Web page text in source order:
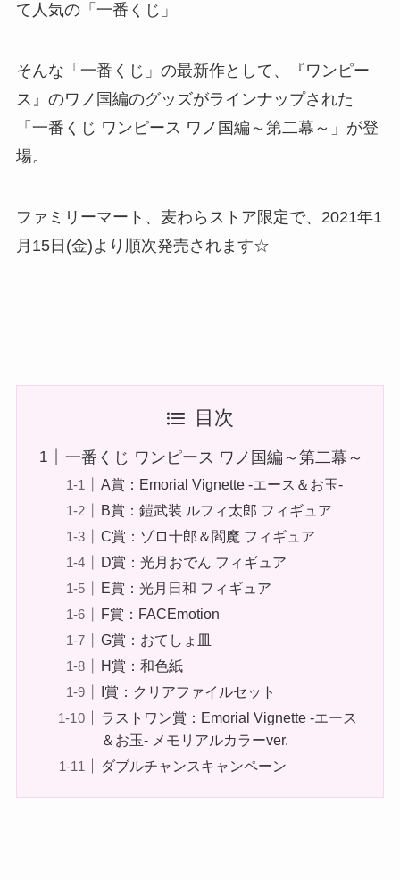
て人気の「一番くじ」
そんな「一番くじ」の最新作として、『ワンピー
ス』のワノ国編のグッズがラインナップされた
「一番くじ ワンピース ワノ国編～第二幕～」が登
場。
ファミリーマート、麦わらストア限定で、2021年1
月15日(金)より順次発売されます☆
目次
一番くじ ワンピース ワノ国編～第二幕～
A賞：Emorial Vignette -エース＆お玉-
B賞：鎧武装 ルフィ太郎 フィギュア
C賞：ゾロ十郎＆閻魔 フィギュア
D賞：光月おでん フィギュア
E賞：光月日和 フィギュア
F賞：FACEmotion
G賞：おてしょ皿
H賞：和色紙
I賞：クリアファイルセット
ラストワン賞：Emorial Vignette -エース
＆お玉- メモリアルカラーver.
ダブルチャンスキャンペーン